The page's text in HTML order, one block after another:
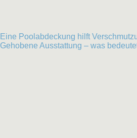
Eine Poolabdeckung hilft
Gehobene Ausstattung – was